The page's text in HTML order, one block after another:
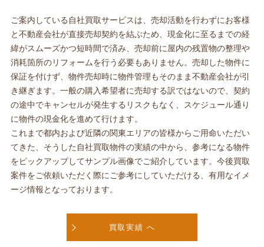
ご案内している自社買取サービスは、売却活動を行わずにお客様
と不動産会社が直接売却契約を結ぶため、現金化に至るまでの経
緯がスムーズかつ短時間で済み、売却前に屋内の残置物の整理や
消耗箇所のリフォームを行う必要もありません。売却した物件に
保証を付けず、物件売却時に物件管理もそのまま不動産会社が引
き継ぎます。一般の購入希望者に売却する訳ではないので、契約
の途中でキャンセルが発生するリスクもなく、スケジュール通り
に物件の現金化を進めて行けます。
これまで都内および近隣の関東エリアの皆様からご用命いただい
てきた、そうした自社買取物件の実績の中から、参考になる物件
をピックアップしてサンプル画像でご紹介しています。今後買取
案件をご依頼いただく際にご参考にしていただける、有用なイメ
ージ情報となっております。
買取実績 へ